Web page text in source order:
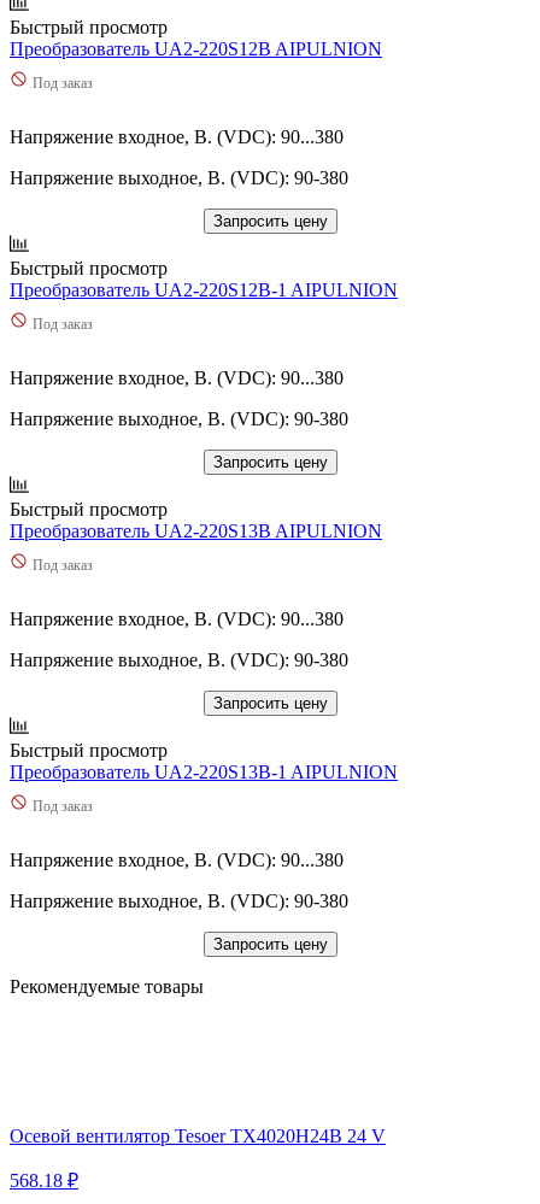
Быстрый просмотр
Преобразователь UA2-220S12B AIPULNION
Под заказ
Напряжение входное, В. (VDC): 90...380
Напряжение выходное, В. (VDC): 90-380
Запросить цену
Быстрый просмотр
Преобразователь UA2-220S12B-1 AIPULNION
Под заказ
Напряжение входное, В. (VDC): 90...380
Напряжение выходное, В. (VDC): 90-380
Запросить цену
Быстрый просмотр
Преобразователь UA2-220S13B AIPULNION
Под заказ
Напряжение входное, В. (VDC): 90...380
Напряжение выходное, В. (VDC): 90-380
Запросить цену
Быстрый просмотр
Преобразователь UA2-220S13B-1 AIPULNION
Под заказ
Напряжение входное, В. (VDC): 90...380
Напряжение выходное, В. (VDC): 90-380
Запросить цену
Рекомендуемые товары
Осевой вентилятор Tesoer TX4020H24B 24 V
568.18 ₽